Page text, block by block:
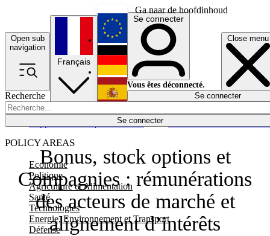
Ga naar de hoofdinhoud
Open sub
navigation
Close menu
Recherche
Se connecter
POLICY AREAS
Economie
Politique
Agriculture et Alimentation
Santé
Technologies
Energie, Environnement et Transport
Défense
Économie
Français
English
Deutsch
Español
Se connecter
Vous êtes déconnecté.
Se connecter
Bonus, stock options et
Compagnies : rémunérations
des acteurs de marché et
alignement d’intérêts